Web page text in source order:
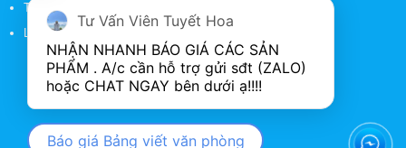
Tin Tức
Liên Hệ
Tư Vấn Viên Tuyết Hoa
NHẬN NHANH BÁO GIÁ CÁC SẢN
PHẨM . A/c cần hỗ trợ gửi sđt (ZALO)
Báo giá Bảng viết văn phòng